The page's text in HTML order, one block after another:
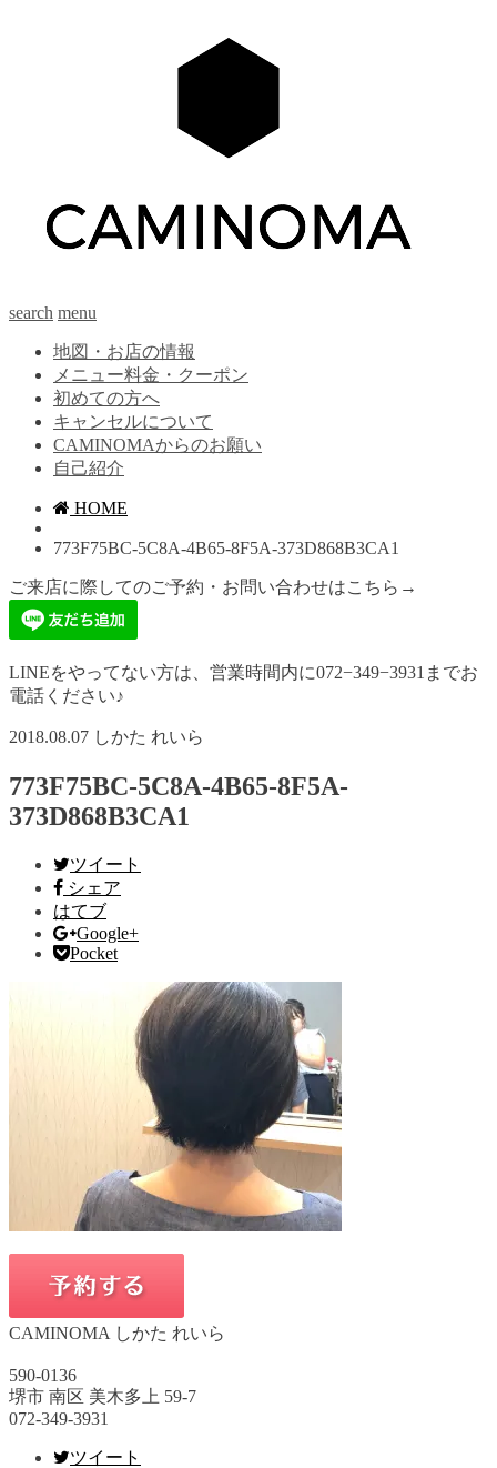
search menu
地図・お店の情報
メニュー料金・クーポン
初めての方へ
キャンセルについて
CAMINOMAからのお願い
自己紹介
HOME
773F75BC-5C8A-4B65-8F5A-373D868B3CA1
ご来店に際してのご予約・お問い合わせはこちら→
LINEをやってない方は、営業時間内に072−349−3931までお
電話ください♪
2018.08.07 しかた れいら
773F75BC-5C8A-4B65-8F5A-
373D868B3CA1
ツイート
シェア
はてブ
Google+
Pocket
CAMINOMA しかた れいら
590-0136
堺市 南区 美木多上 59-7
072-349-3931
ツイート